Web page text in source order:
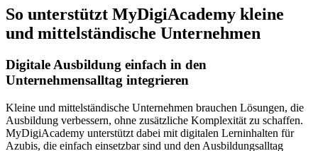
So unterstützt MyDigiAcademy kleine
und mittelständische Unternehmen
Digitale Ausbildung einfach in den
Unternehmensalltag integrieren
Kleine und mittelständische Unternehmen brauchen Lösungen, die
Ausbildung verbessern, ohne zusätzliche Komplexität zu schaffen.
MyDigiAcademy unterstützt dabei mit digitalen Lerninhalten für
Azubis, die einfach einsetzbar sind und den Ausbildungsalltag